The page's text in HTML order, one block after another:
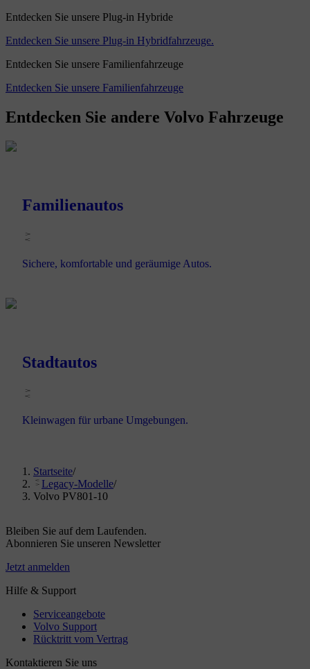
Entdecken Sie unsere Plug-in Hybride
Entdecken Sie unsere Plug-in Hybridfahrzeuge.
Entdecken Sie unsere Familienfahrzeuge
Entdecken Sie unsere Familienfahrzeuge
Entdecken Sie andere Volvo Fahrzeuge
Familienautos
Sichere, komfortable und geräumige Autos.
Stadtautos
Kleinwagen für urbane Umgebungen.
Startseite/
Legacy-Modelle/
Volvo PV801-10